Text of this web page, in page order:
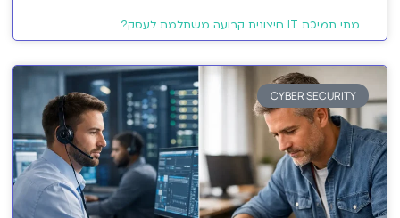
מתי תמיכת IT חיצונית קבועה משתלמת לעסק?
CYBER SECURITY